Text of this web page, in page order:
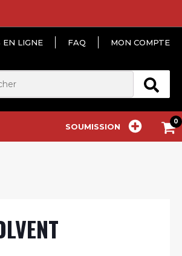
EN LIGNE FAQ MON COMPTE
SOUMISSION